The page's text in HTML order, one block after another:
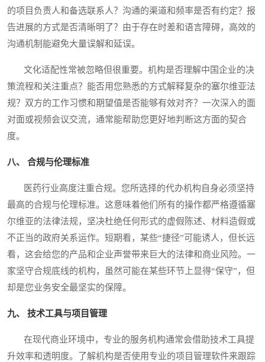
的项目负责人和备选联系人？沟通的渠道和频率是否有约定？报
告进展的方式是否清晰明了？由于存在时差和语言障碍，高效的
沟通机制能避免大量误解和延误。
文化适配性常被忽略但很重要。机构是否理解中国企业的决
策流程和关注重点？能否用您熟悉的方式解释复杂的塞尔维亚法
规？双方的工作习惯和期望值是否能够有效对齐？一次深入的面
对面或视频会议交流，通常能帮助您更好地判断这方面的契合
度。
八、 合规与伦理标准
医药行业高度注重合规。您所选择的代办机构自身必须坚持
最高的合规与伦理标准。这意味着他们所有的操作都严格遵循塞
尔维亚的法律法规，坚决杜绝任何形式的虚假陈述、材料造假或
不正当的政府关系运作。短期看，某些“捷径”可能诱人，但长远
看，这会给您的产品和企业声誉带来巨大的法律和商业风险。一
家坚守合规底线的机构，虽然可能在某些环节上显得“保守”，但
却是您业务安全最坚实的保障。
九、 技术工具与项目管理
在现代商业环境中，专业的服务机构通常会借助技术工具提
升效率和透明度。了解机构是否使用专业的项目管理软件来跟踪